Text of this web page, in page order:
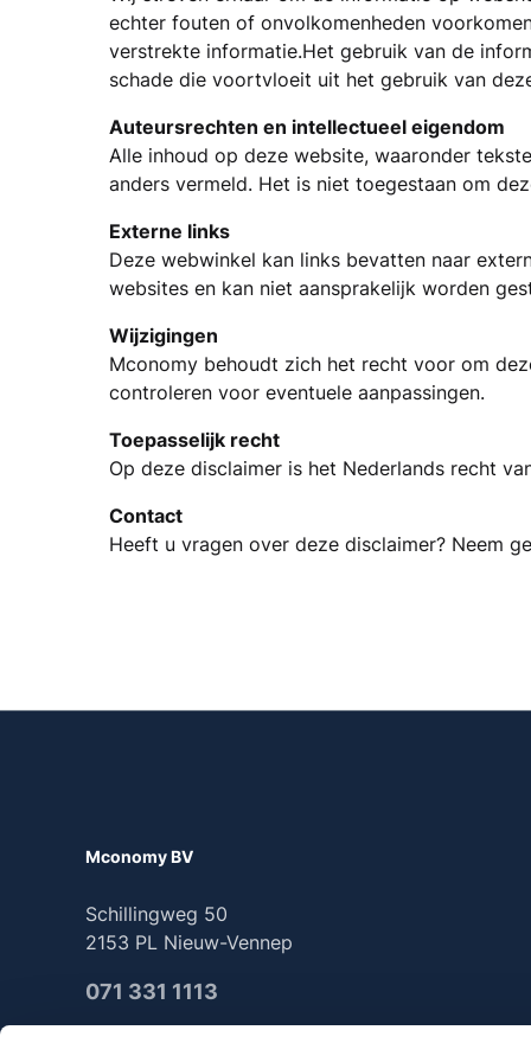
echter fouten of onvolkomenheden
verstrekte informatie.Het gebruik van de
schade die voortvloeit uit het gebruik van
Auteursrechten en intellectueel eigendom
Alle inhoud op deze website, waaronder
anders vermeld. Het is niet toegestaan om
Externe links
Deze webwinkel kan links bevatten naar
websites en kan niet aansprakelijk worden
Wijzigingen
Mconomy behoudt zich het recht voor om
controleren voor eventuele aanpassingen.
Toepasselijk recht
Op deze disclaimer is het Nederlands recht
Contact
Heeft u vragen over deze disclaimer? Neem
Mconomy BV
Schillingweg 50
2153 PL Nieuw-Vennep
071 331 1113